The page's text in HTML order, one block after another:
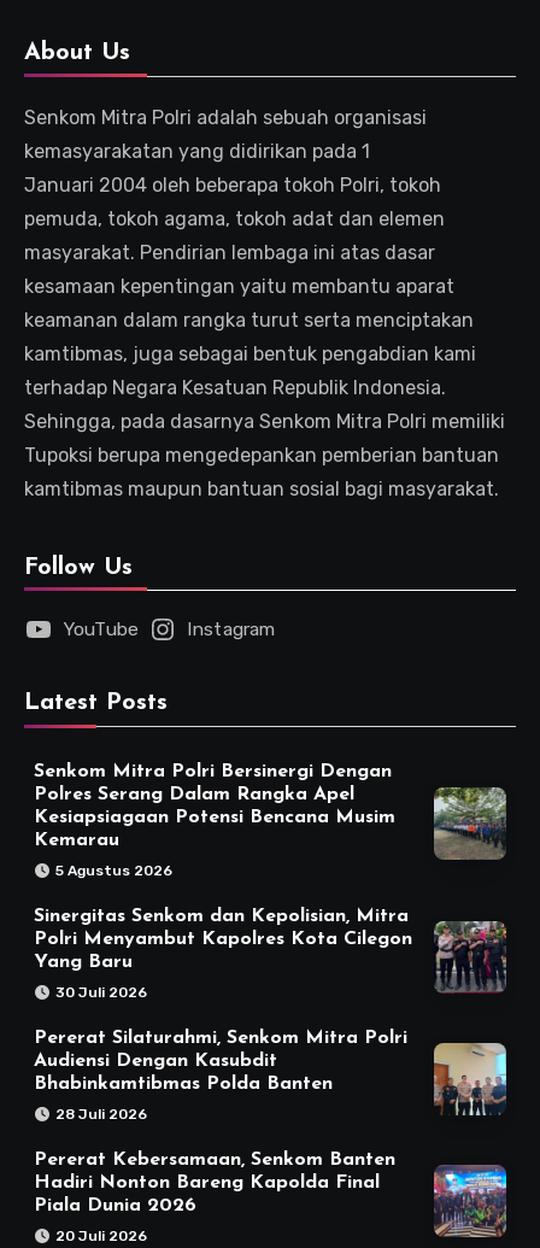
About Us
Senkom Mitra Polri adalah sebuah organisasi
kemasyarakatan yang didirikan pada 1
Januari 2004 oleh beberapa tokoh Polri, tokoh
pemuda, tokoh agama, tokoh adat dan elemen
masyarakat. Pendirian lembaga ini atas dasar
kesamaan kepentingan yaitu membantu aparat
keamanan dalam rangka turut serta menciptakan
kamtibmas, juga sebagai bentuk pengabdian kami
terhadap Negara Kesatuan Republik Indonesia.
Sehingga, pada dasarnya Senkom Mitra Polri memiliki
Tupoksi berupa mengedepankan pemberian bantuan
kamtibmas maupun bantuan sosial bagi masyarakat.
Follow Us
YouTube Instagram
Latest Posts
Senkom Mitra Polri Bersinergi Dengan
Polres Serang Dalam Rangka Apel
Kesiapsiagaan Potensi Bencana Musim
Kemarau
5 Agustus 2026
Sinergitas Senkom dan Kepolisian, Mitra
Polri Menyambut Kapolres Kota Cilegon
Yang Baru
30 Juli 2026
Pererat Silaturahmi, Senkom Mitra Polri
Audiensi Dengan Kasubdit
Bhabinkamtibmas Polda Banten
28 Juli 2026
Pererat Kebersamaan, Senkom Banten
Hadiri Nonton Bareng Kapolda Final
Piala Dunia 2026
20 Juli 2026